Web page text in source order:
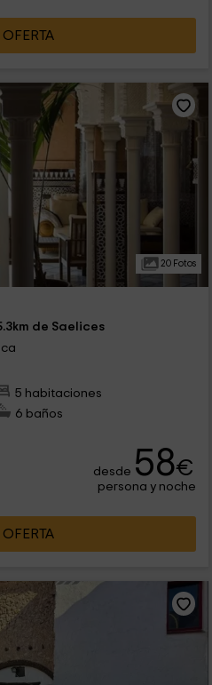
OFERTA
20 Fotos
de Saelices
5 habitaciones
6 baños
desde 58€
persona y noche
OFERTA